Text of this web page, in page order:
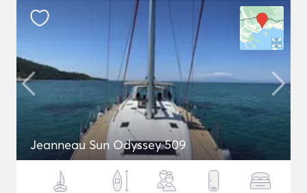
Jeanneau Sun Odyssey 509